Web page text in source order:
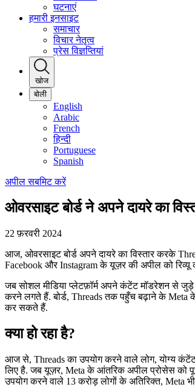
घटनाएं
हमारी इनसाइट
समाचार
विचार नेतृत्व
प्रेस विज्ञप्तियां
खोज
बोली
English
Arabic
French
हिन्दी
Portuguese
Spanish
अपील सबमिट करें
ओवरसाइट बोर्ड ने अपने दायरे का
22 फ़रवरी 2024
आज, ओवरसाइट बोर्ड अपने दायरे का विस्तार करके
Facebook और Instagram के यूज़र की अपील को रिव्यू
जब सोशल मीडिया प्लेटफ़ॉर्म अपने कंटेंट मॉडरेशन से
करने लगते हैं. बोर्ड, Threads तक पहुँच बढ़ाने के Meta
कर सकते हैं.
क्या हो रहा है?
आज से, Threads का उपयोग करने वाले लोग, योग्य
लिए है. जब यूज़र, Meta के आंतरिक अपील प्रोसेस को
उपयोग करने वाले 13 करोड़ लोगों के अतिरिक्त, Meta